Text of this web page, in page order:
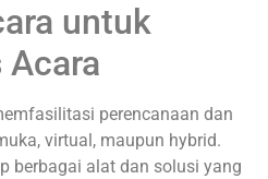
untuk
Acara
perencanaan dan
virtual, maupun hybrid.
berbagai alat dan solusi yang